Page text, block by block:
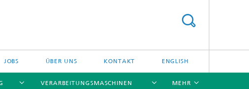
JOBS ÜBER UNS KONTAKT ENGLISH
VERARBEITUNGSMASCHINEN MEHR